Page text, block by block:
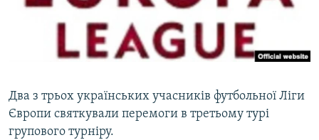
ДЕПОРТАЦІЯ
ВІДЕОУРОКИ «ELIFBE»
СВІДЧЕННЯ ОКУПАЦІЇ
ІНФОГРАФІКА
ЯК ОБІЙТИ БЛОКУВАННЯ
ДОЛУЧАЙСЯ!
Два з трьох українських учасників футбольної Ліги
Європи святкували перемоги в третьому турі
групового турніру.